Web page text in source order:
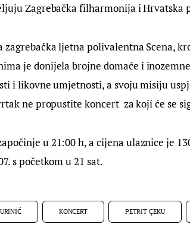
Zagrebačka filharmonija i Hrvatska
zagrebačka ljetna polivalentna Scena,
je donijela brojne domaće i
i likovne umjetnosti, a svoju misiju
ne propustite koncert  za koji će se
u 21:00 h, a cijena ulaznice je
s početkom u 21 sat.
KONCERT PETRIT ÇEKU